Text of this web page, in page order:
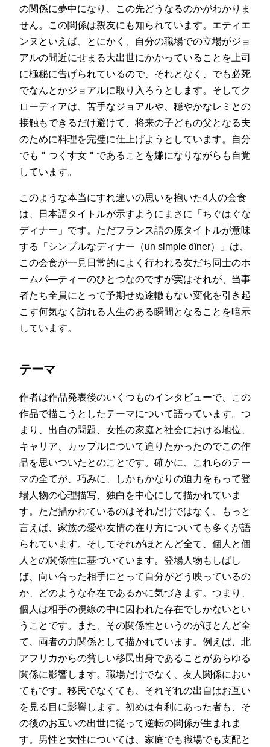
の関係に夢中になり、この先どうなるのかがわかりま
せん。この関係は親友にも知られています。エティエ
ンヌといえば、とにかく、自分の職場での立場がジョ
アルの間近にせまる大出世にかかっていることを上司
に極秘に告げられているので、それとなく、でも必死
でなんとかジョアルに取り入ろうとします。そしてク
ローディアは、苦手なジョアルや、穏やかなレミとの
接触もできるだけ避けて、将来の子どもの父となる夫
のために料理を完璧に仕上げようとしています。自分
でも＂つくす女＂であることを嫌になりながらも自覚
しています。
このような本当にすれ違いの思いを抱いた4人の会食
は、日本語タイトルが示すようにまさに「ちぐはぐな
ディナー」です。ただフランス語の原タイトルが意味
する「シンプルなディナー（un simple dîner）」は、
この会食が一見日常的によく行われる友だち同士のホ
ームパ―ティーのひとつなのですが実はそれが、当事
者たち全員にとって予期せぬ途轍もない変化を引き起
こす何気なく訪れる人生のある瞬間となることを暗示
しています。
テーマ
作者は作品発表後のいくつものインタビューで、この
作品で描こうとしたテーマについて語っています。つ
まり、出自の問題、女性の家庭と社会における地位、
キャリア、カップルについて迫りたかったのでこの作
品を思いついたとのことです。確かに、これらのテー
マの全てが、巧みに、しかもかなりの迫力をもって登
場人物の心理描写、独白を中心にして描かれていま
す。ただ描かれているのはそれだけではなく、もっと
言えば、家族の愛や友情の在り方についても多くが語
られています。そしてそれがほとんど全て、個人と個
人との関係性に基づいています。登場人物もしばし
ば、向い合った相手にとって自分がどう映っているの
か、どのような存在であるかに気づきます。つまり、
個人は相手の視線の中に囚われた存在でしかないとい
うことです。また、その関係性というのがほとんど全
て、両者の力関係として描かれています。例えば、北
アフリカからの貧しい移民出身であることがあらゆる
関係に影響します。職場だけでなく、友人関係におい
てもです。移民でなくても、それぞれの出自はお互い
を見る目に影響します。初めは有利にあった者も、そ
の後のお互いの出世に従って逆転の関係が生まれま
す。男性と女性については、家庭でも職場でも支配と